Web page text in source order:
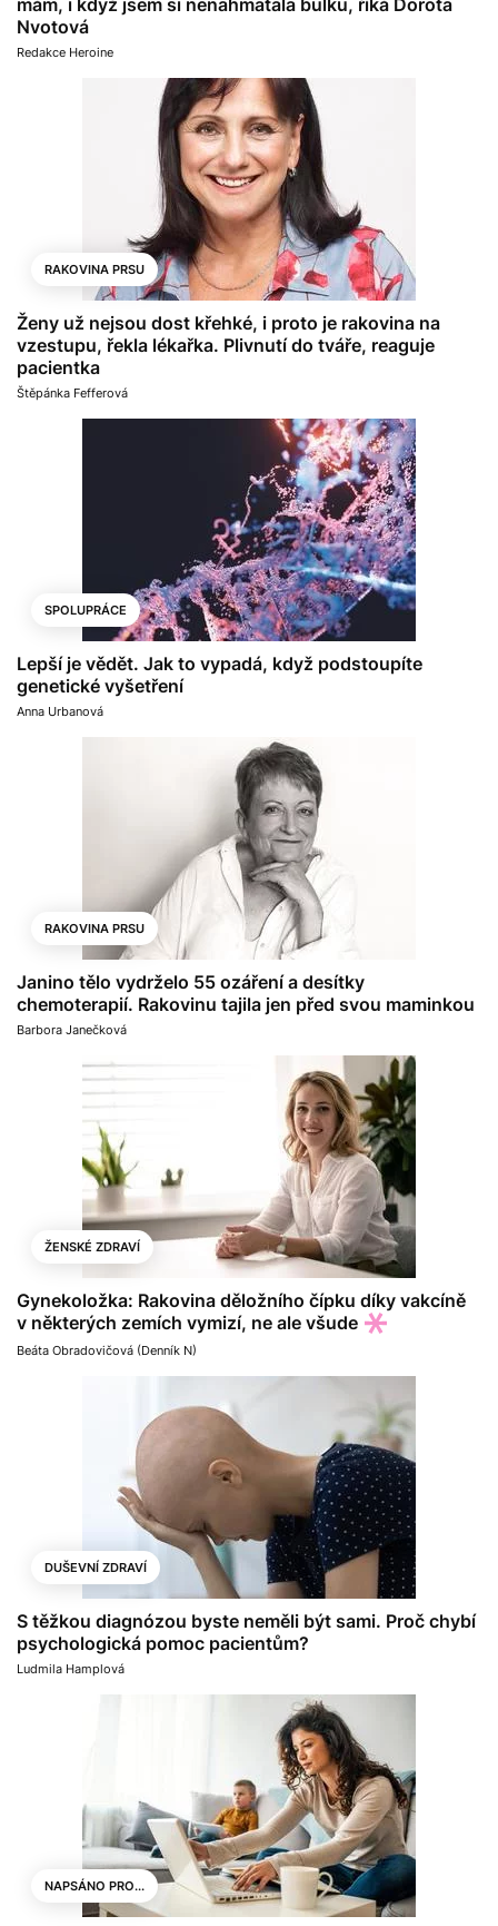
mám, i když jsem si nenahmatala bulku, říká Dorota
Nvotová
Redakce Heroine
RAKOVINA PRSU
Ženy už nejsou dost křehké, i proto je rakovina na
vzestupu, řekla lékařka. Plivnutí do tváře, reaguje
pacientka
Štěpánka Fefferová
SPOLUPRÁCE
Lepší je vědět. Jak to vypadá, když podstoupíte
genetické vyšetření
Anna Urbanová
RAKOVINA PRSU
Janino tělo vydrželo 55 ozáření a desítky
chemoterapií. Rakovinu tajila jen před svou maminkou
Barbora Janečková
ŽENSKÉ ZDRAVÍ
Gynekoložka: Rakovina děložního čípku díky vakcíně
v některých zemích vymizí, ne ale všude
Beáta Obradovičová (Denník N)
DUŠEVNÍ ZDRAVÍ
S těžkou diagnózou byste neměli být sami. Proč chybí
psychologická pomoc pacientům?
Ludmila Hamplová
NAPSÁNO PRO...